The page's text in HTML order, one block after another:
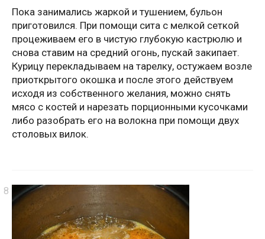
Пока занимались жаркой и тушением, бульон
приготовился. При помощи сита с мелкой сеткой
процеживаем его в чистую глубокую кастрюлю и
снова ставим на средний огонь, пускай закипает.
Курицу перекладываем на тарелку, остужаем возле
приоткрытого окошка и после этого действуем
исходя из собственного желания, можно снять
мясо с костей и нарезать порционными кусочками
либо разобрать его на волокна при помощи двух
столовых вилок.